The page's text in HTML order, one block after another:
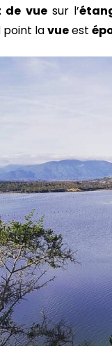
de vuesur l’
point lavueest